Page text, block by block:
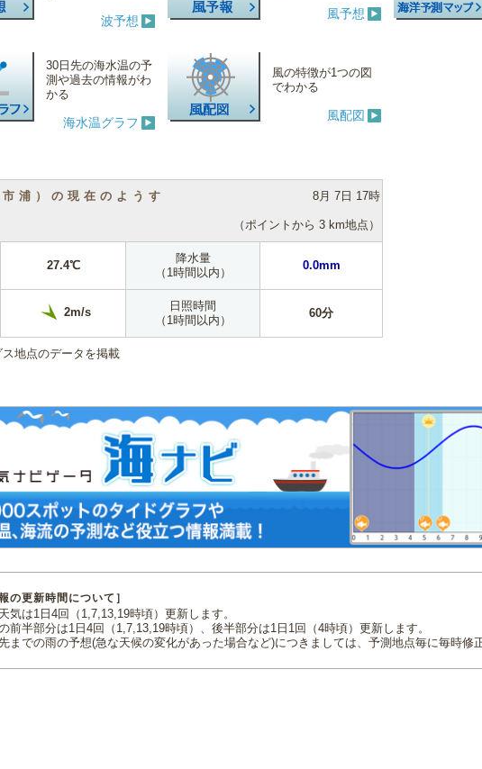
波予想 風予想
30日先の海水温の予
測や過去の情報がわ
かる
海水温グラフ
風の特徴が1つの図
でわかる
風配図
浦）の現在のようす 8月 7日 17時
（ポイントから 3 km地点）
27.4℃
降水量
（1時間以内）
0.0mm
2m/s
日照時間
（1時間以内）
60分
地点のデータを掲載
の更新時間について］
気は1日4回（1,7,13,19時頃）更新します。
前半部分は1日4回（1,7,13,19時頃）、後半部分は1日1回（4時頃）更新します。
までの雨の予想(急な天候の変化があった場合など)につきましては、予測地点毎に毎時修